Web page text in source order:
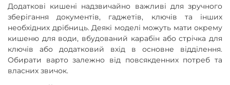
Додаткові кишені надзвичайно важливі для зручного
зберігання документів, гаджетів, ключів та інших
необхідних дрібниць. Деякі моделі можуть мати окрему
кишеню для води, вбудований карабін або стрічка для
ключів або додатковий вхід в основне відділення.
Обирати варто залежно від повсякденних потреб та
власних звичок.